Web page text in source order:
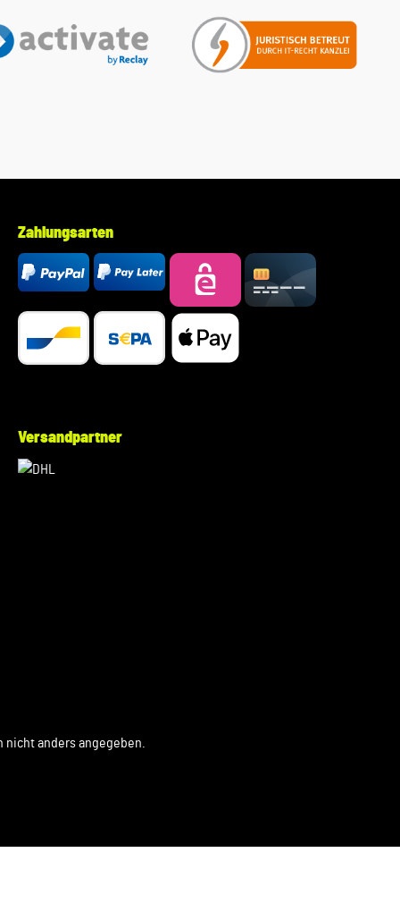
Kaufabwicklung die 17-stellige Fahrgestellnummer (Bsp. VW:
WVWZZZ... Audi: WAUZZZ...) Ihres Fahrzeugs mitzuteilen. Wir
prüfen vorab, ob der gewünschte Artikel zum Fahrzeug
Zahlungsarten
Versandpartner
nicht anders angegeben.